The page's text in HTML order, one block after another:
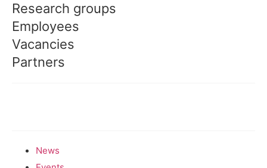
Research groups
Employees
Vacancies
Partners
News